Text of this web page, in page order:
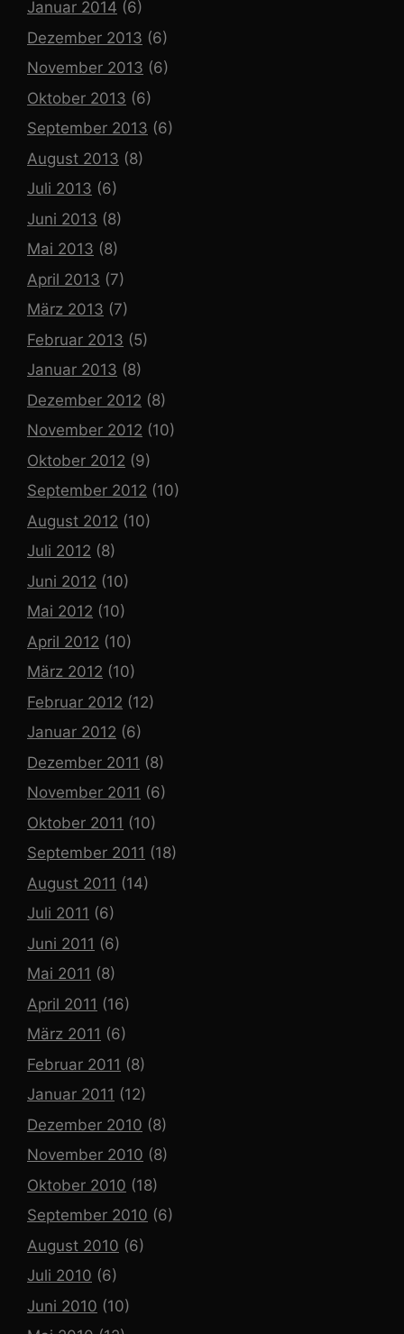
Januar 2014 (6)
Dezember 2013 (6)
November 2013 (6)
Oktober 2013 (6)
September 2013 (6)
August 2013 (8)
Juli 2013 (6)
Juni 2013 (8)
Mai 2013 (8)
April 2013 (7)
März 2013 (7)
Februar 2013 (5)
Januar 2013 (8)
Dezember 2012 (8)
November 2012 (10)
Oktober 2012 (9)
September 2012 (10)
August 2012 (10)
Juli 2012 (8)
Juni 2012 (10)
Mai 2012 (10)
April 2012 (10)
März 2012 (10)
Februar 2012 (12)
Januar 2012 (6)
Dezember 2011 (8)
November 2011 (6)
Oktober 2011 (10)
September 2011 (18)
August 2011 (14)
Juli 2011 (6)
Juni 2011 (6)
Mai 2011 (8)
April 2011 (16)
März 2011 (6)
Februar 2011 (8)
Januar 2011 (12)
Dezember 2010 (8)
November 2010 (8)
Oktober 2010 (18)
September 2010 (6)
August 2010 (6)
Juli 2010 (6)
Juni 2010 (10)